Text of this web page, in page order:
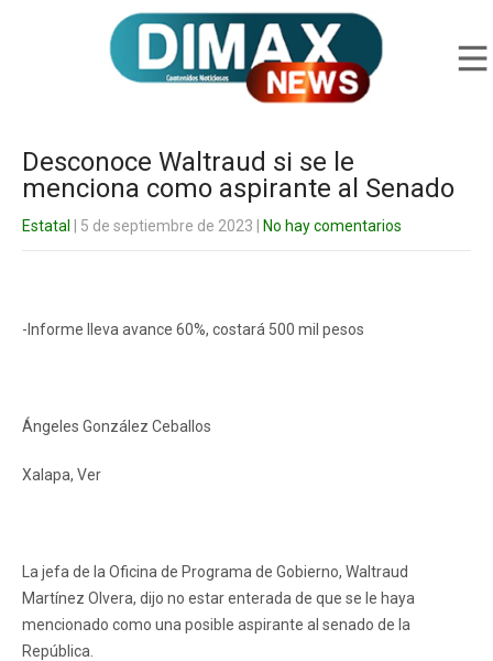
Desconoce Waltraud si se le
menciona como aspirante al Senado
Estatal | 5 de septiembre de 2023 No hay comentarios
-Informe lleva avance 60%, costará 500 mil pesos
Ángeles González Ceballos
Xalapa, Ver
La jefa de la Oficina de Programa de Gobierno, Waltraud
Martínez Olvera, dijo no estar enterada de que se le haya
mencionado como una posible aspirante al senado de la
República.